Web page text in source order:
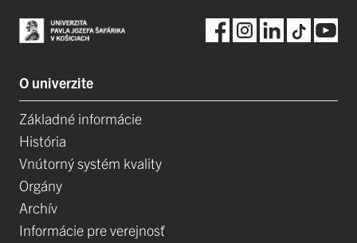
O univerzite
Základné informácie
História
Vnútorný systém kvality
Orgány
Archív
Informácie pre verejnosť